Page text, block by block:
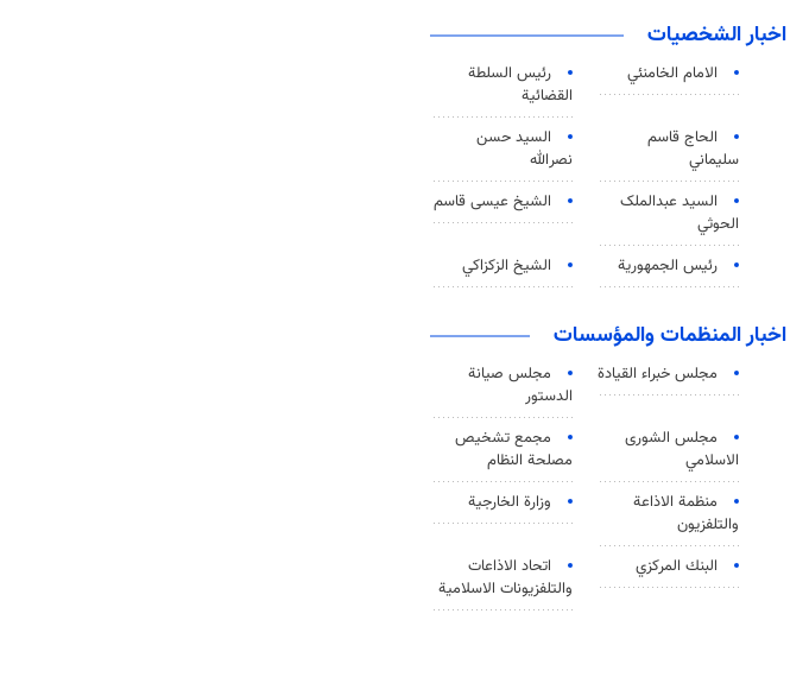
اخبار الشخصيات
الامام الخامنئي
رئیس السلطة
القضائیة
الحاج قاسم
سليماني
السيد حسن
نصرالله
السید عبدالملک
الحوثي
الشيخ عيسى قاسم
رئيس الجمهورية الشيخ الزكزاكي
اخبار المنظمات والمؤسسات
مجلس خبراء القيادة
مجلس صيانة
الدستور
مجلس الشورى
الاسلامي
مجمع تشخيص
مصلحة النظام
منظمة الاذاعة
والتلفزیون
وزارة الخارجية
البنك المركزي
اتحاد الاذاعات
والتلفزيونات الاسلامية